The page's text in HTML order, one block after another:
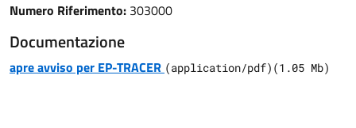
Numero Riferimento: 303000
Documentazione
apre avviso per EP-TRACER (application/pdf) (1.05 Mb)